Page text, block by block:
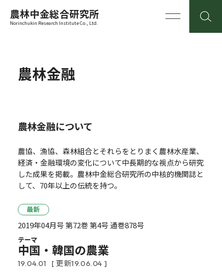
農林中金総合研究所
Norinchukin Research Institute Co., Ltd.
農林金融
農林金融について
農協、漁協、森林組合とそれらをとりまく農林水産業、
経済・金融環境の変化について中長期的な視点から研究
した成果を掲載。 農林中金総合研究所の中核的機関誌と
して、70年以上の伝統を持つ。
最新
2019年04月号 第72巻 第4号 通巻878号
テーマ
中国・韓国の農業
19.04.01 [ 更新19.06.04 ]